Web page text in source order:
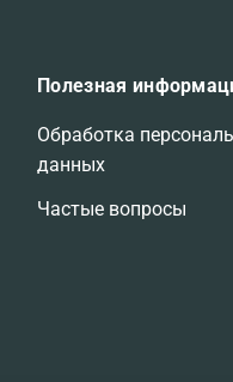
Полезная
Обработка
данных
Частые вопросы